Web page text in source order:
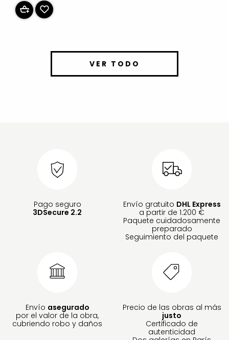
VER TODO
Pago seguro
3DSecure 2.2
Envío gratuito DHL Express
a partir de 1.200 €
Paquete cuidadosamente
preparado
Seguimiento del paquete
Envío asegurado
por el valor de la obra,
cubriendo robo y daños
Precio de las obras al más
justo
Certificado de
autenticidad